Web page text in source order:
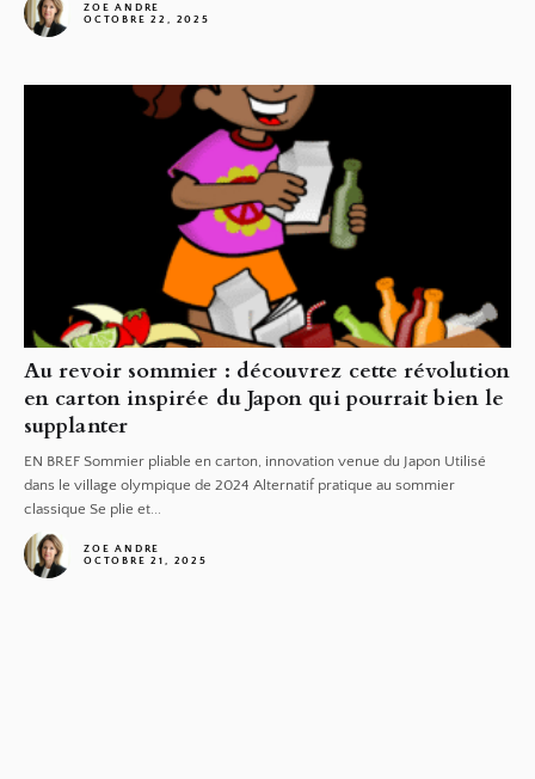
ZOE ANDRE
OCTOBRE 22, 2025
Au revoir sommier : découvrez cette révolution
en carton inspirée du Japon qui pourrait bien le
supplanter
EN BREF Sommier pliable en carton, innovation venue du Japon Utilisé
dans le village olympique de 2024 Alternatif pratique au sommier
classique Se plie et...
ZOE ANDRE
OCTOBRE 21, 2025